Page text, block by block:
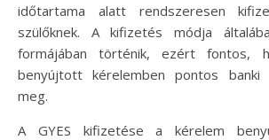
időtartama alatt rendszeresen
szülőknek. A kifizetés módja
formájában történik, ezért fontos,
benyújtott kérelemben pontos banki
meg.
A GYES kifizetése a kérelem